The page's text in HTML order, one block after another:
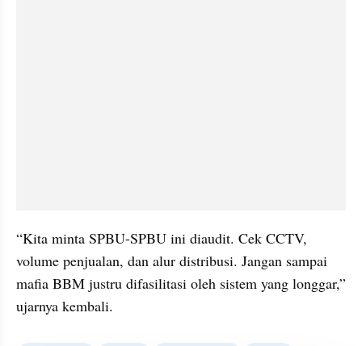
“Kita minta SPBU-SPBU ini diaudit. Cek CCTV,
volume penjualan, dan alur distribusi. Jangan sampai
mafia BBM justru difasilitasi oleh sistem yang longgar,”
ujarnya kembali.